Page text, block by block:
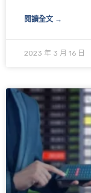
閱讀全文 →
2023 年 3 月 16 日